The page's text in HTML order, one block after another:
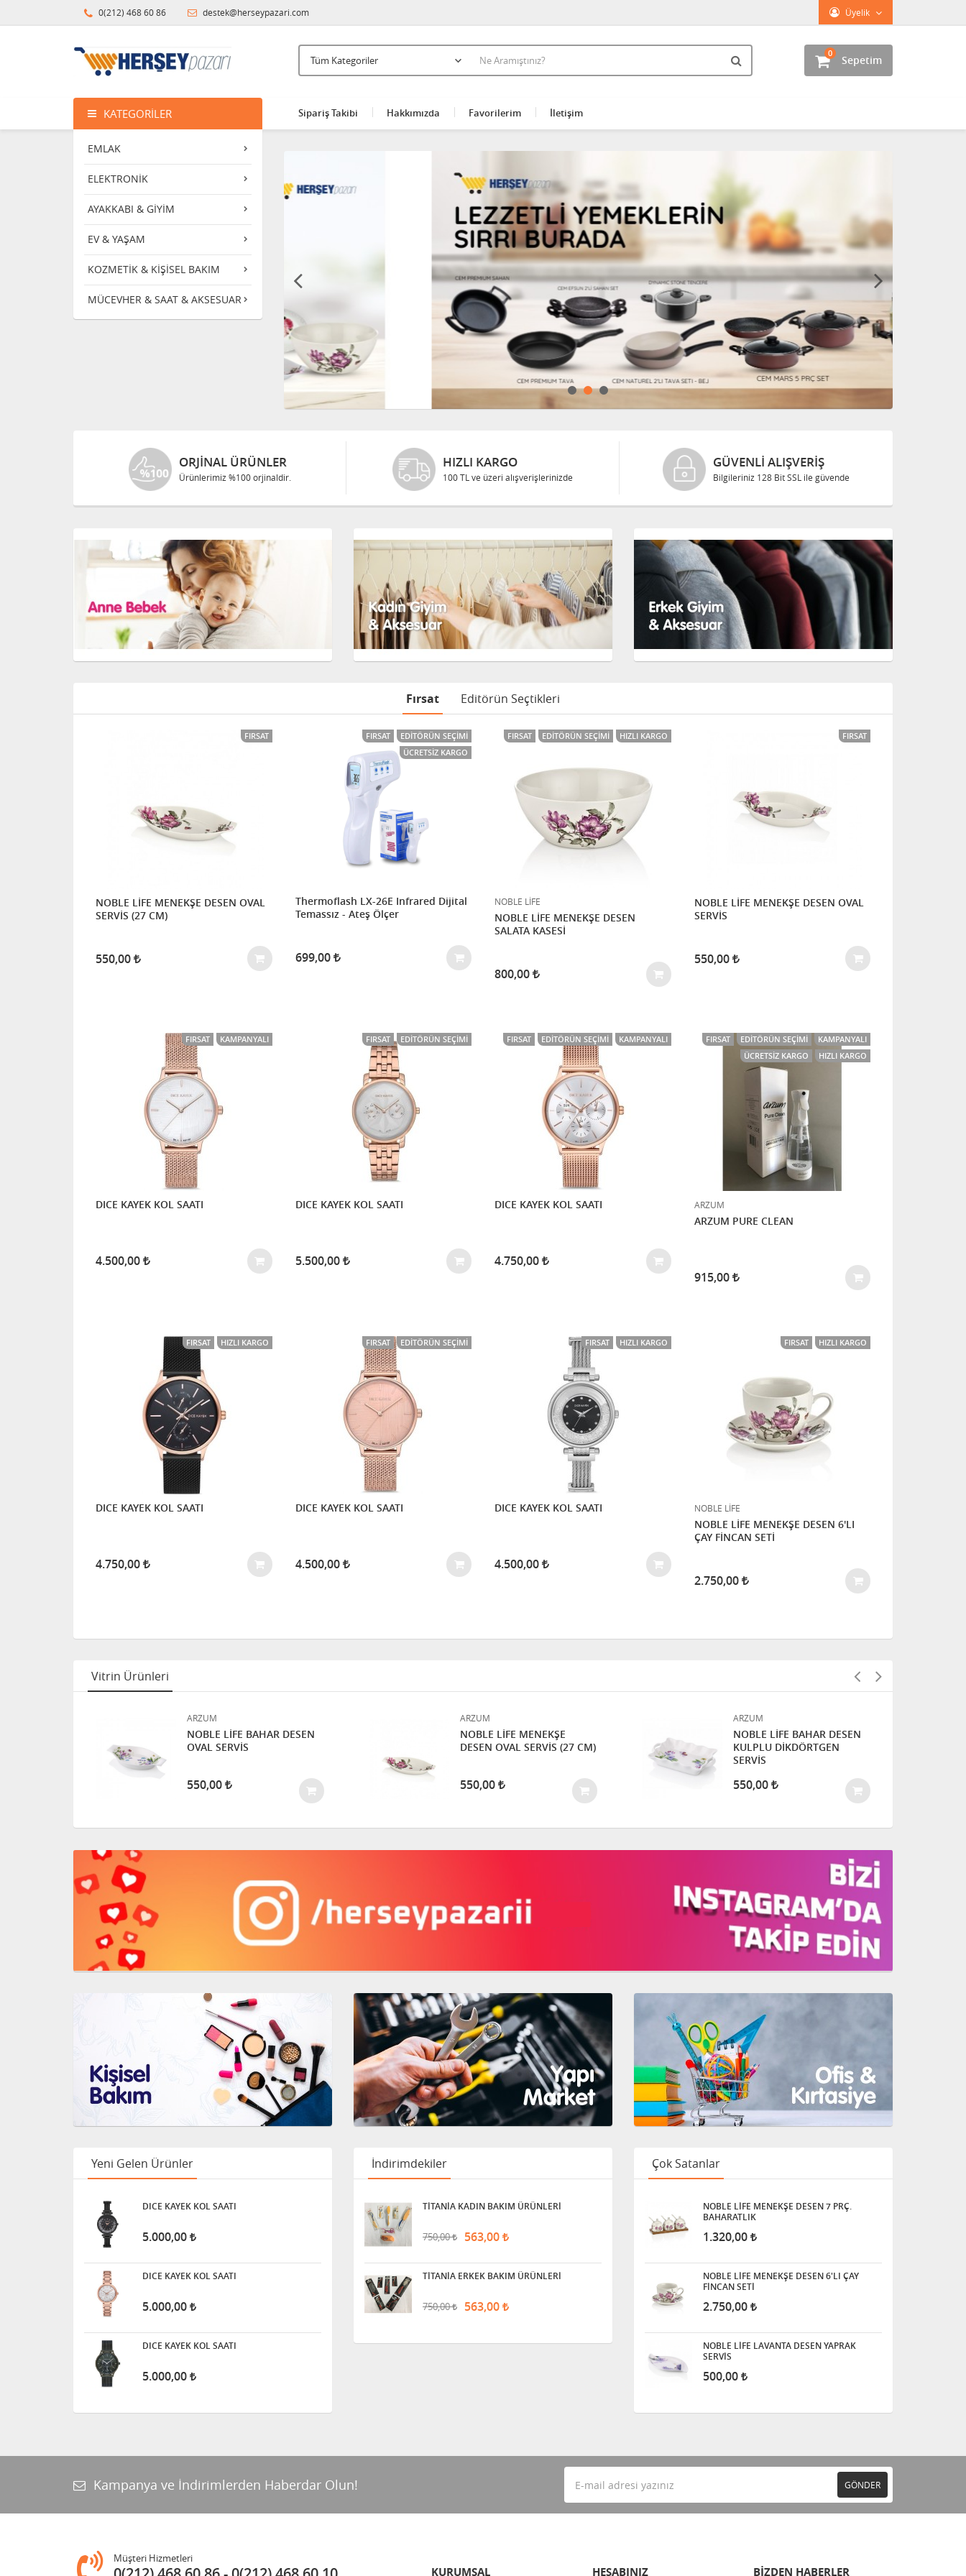
0(212) 468 60 86 destek@herseypazari.com Üyelik
Sepetim
0
KATEGORILER
EMLAK
ELEKTRONİK
AYAKKABI & GİYİM
EV & YAŞAM
KOZMETİK & KİŞİSEL BAKIM
MÜCEVHER & SAAT & AKSESUAR
Sipariş Takibi Hakkımızda Favorilerim İletişim
ORJINAL ÜRÜNLER
Ürünlerimiz %100 orjinaldir.
HIZLI KARGO
100 TL ve üzeri alışverişlerinizde
GÜVENLI ALIŞVERIŞ
Bilgileriniz 128 Bit SSL ile güvende
Fırsat Editörün Seçtikleri
FIRSAT
NOBLE LİFE MENEKŞE DESEN OVAL
SERVİS (27 CM)
550,00
FIRSAT
EDITÖRÜN SEÇIMI
ÜCRETSIZ KARGO
Thermoflash LX-26E Infrared Dijital
Temassız - Ateş Ölçer
699,00
FIRSAT EDITÖRÜN SEÇIMI HIZLI KARGO
NOBLE LİFE
NOBLE LİFE MENEKŞE DESEN
SALATA KASESİ
800,00
FIRSAT
NOBLE LİFE MENEKŞE DESEN OVAL
SERVİS
550,00
FIRSAT KAMPANYALI
DICE KAYEK KOL SAATI
4.500,00
FIRSAT EDITÖRÜN SEÇIMI
DICE KAYEK KOL SAATI
5.500,00
FIRSAT EDITÖRÜN SEÇIMI KAMPANYALI
DICE KAYEK KOL SAATI
4.750,00
FIRSAT EDITÖRÜN SEÇIMI
KAMPANYALI
ÜCRETSIZ KARGO
HIZLI KARGO
ARZUM
ARZUM PURE CLEAN
915,00
FIRSAT HIZLI KARGO
DICE KAYEK KOL SAATI
4.750,00
FIRSAT EDITÖRÜN SEÇIMI
DICE KAYEK KOL SAATI
4.500,00
FIRSAT HIZLI KARGO
DICE KAYEK KOL SAATI
4.500,00
FIRSAT HIZLI KARGO
NOBLE LİFE
NOBLE LİFE MENEKŞE DESEN 6'LI
ÇAY FİNCAN SETİ
2.750,00
Vitrin Ürünleri
ARZUM
NOBLE LİFE BAHAR DESEN
OVAL SERVİS
550,00
ARZUM
NOBLE LİFE MENEKŞE
DESEN OVAL SERVİS (27 CM)
550,00
ARZUM
NOBLE LİFE BAHAR DESEN
KULPLU DİKDÖRTGEN
SERVİS
550,00
Yeni Gelen Ürünler
DICE KAYEK KOL SAATI
5.000,00
DICE KAYEK KOL SAATI
5.000,00
DICE KAYEK KOL SAATI
5.000,00
İndirimdekiler
TİTANİA KADIN BAKIM ÜRÜNLERİ
750,00 563,00
TİTANİA ERKEK BAKIM ÜRÜNLERİ
750,00 563,00
Çok Satanlar
NOBLE LİFE MENEKŞE DESEN 7 PRÇ.
BAHARATLIK
1.320,00
NOBLE LİFE MENEKŞE DESEN 6'LI ÇAY
FİNCAN SETİ
2.750,00
NOBLE LİFE LAVANTA DESEN YAPRAK
SERVİS
500,00
Kampanya ve İndirimlerden Haberdar Olun! GÖNDER
Müşteri Hizmetleri
KURUMSAL HESABINIZ BİZDEN HABERLER